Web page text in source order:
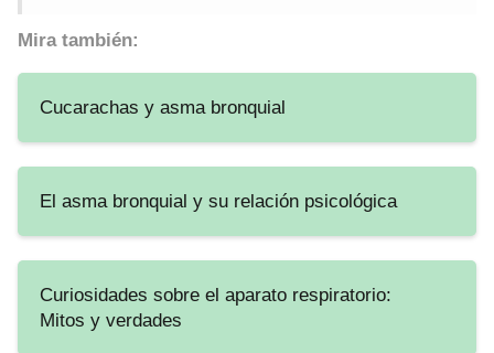
Mira también:
Cucarachas y asma bronquial
El asma bronquial y su relación psicológica
Curiosidades sobre el aparato respiratorio:
Mitos y verdades